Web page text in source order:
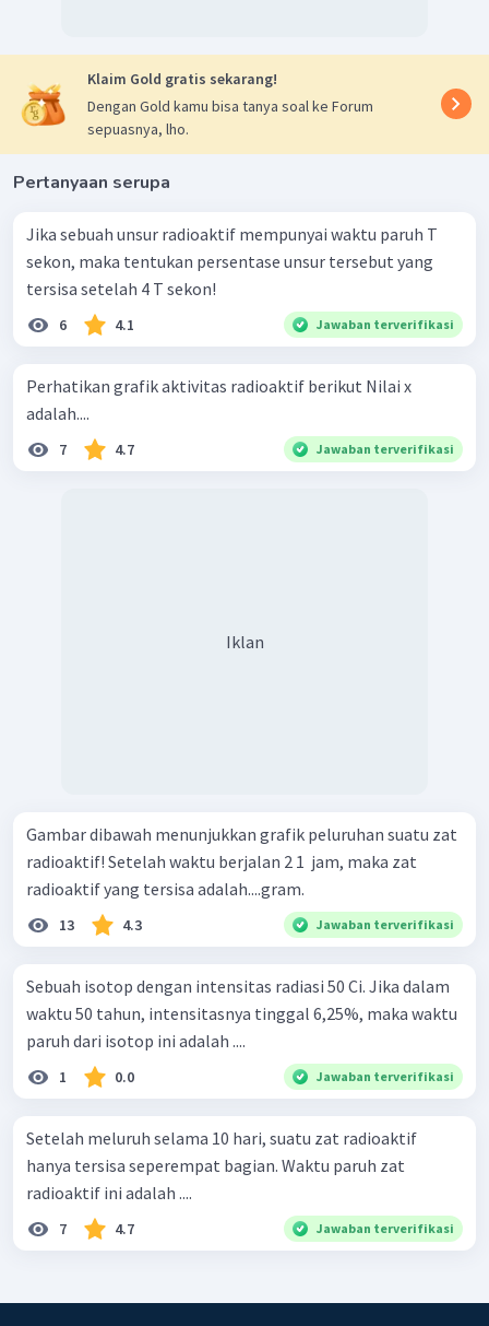
Klaim Gold gratis sekarang!
Dengan Gold kamu bisa tanya soal ke Forum
sepuasnya, lho.
Pertanyaan serupa
Jika sebuah unsur radioaktif mempunyai waktu paruh T
sekon, maka tentukan persentase unsur tersebut yang
tersisa setelah 4 T sekon!
6 4.1 Jawaban terverifikasi
Perhatikan grafik aktivitas radioaktif berikut Nilai x
adalah....
7 4.7 Jawaban terverifikasi
Iklan
Gambar dibawah menunjukkan grafik peluruhan suatu zat
radioaktif! Setelah waktu berjalan 2 1 ​ jam, maka zat
radioaktif yang tersisa adalah....gram.
13 4.3 Jawaban terverifikasi
Sebuah isotop dengan intensitas radiasi 50 Ci. Jika dalam
waktu 50 tahun, intensitasnya tinggal 6,25%, maka waktu
paruh dari isotop ini adalah ....
1 0.0 Jawaban terverifikasi
Setelah meluruh selama 10 hari, suatu zat radioaktif
hanya tersisa seperempat bagian. Waktu paruh zat
radioaktif ini adalah ....
7 4.7 Jawaban terverifikasi